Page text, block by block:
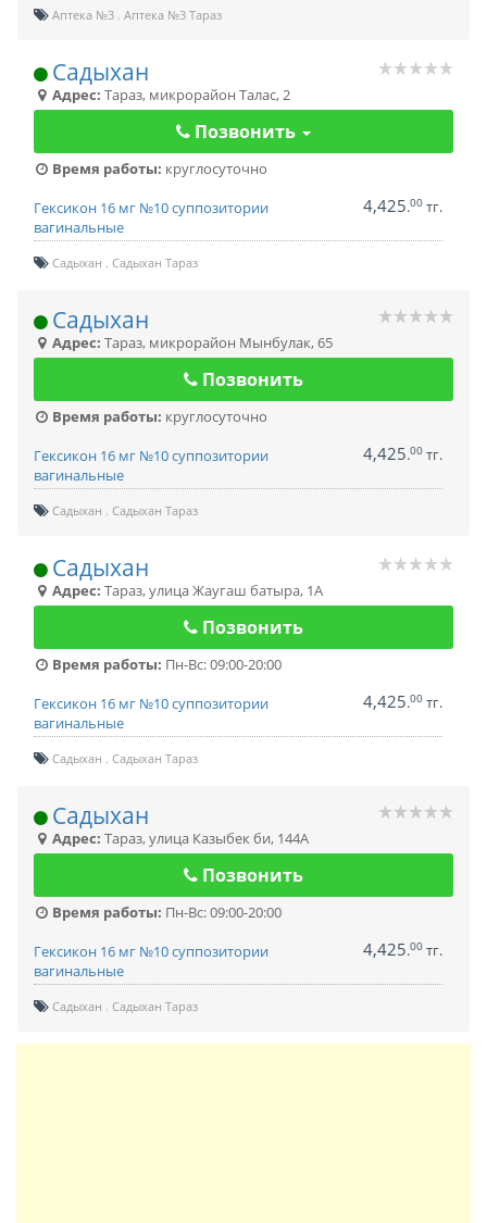
Аптека №3 Аптека №3 Тараз
Садыхан
Адрес: Тараз, микрорайон Талас, 2
Позвонить
Время работы: круглосуточно
Гексикон 16 мг №10 суппозитории
вагинальные
4,425.00 тг.
Садыхан Садыхан Тараз
Садыхан
Адрес: Тараз, микрорайон Мынбулак, 65
Позвонить
Время работы: круглосуточно
Гексикон 16 мг №10 суппозитории
вагинальные
4,425.00 тг.
Садыхан Садыхан Тараз
Садыхан
Адрес: Тараз,улица Жаугаш батыра, 1А
Позвонить
Время работы: Пн-Вс: 09:00-20:00
Гексикон 16 мг №10 суппозитории
вагинальные
4,425.00 тг.
Садыхан Садыхан Тараз
Садыхан
Адрес: Тараз,улица Казыбек би, 144А
Позвонить
Время работы: Пн-Вс: 09:00-20:00
Гексикон 16 мг №10 суппозитории
вагинальные
4,425.00 тг.
Садыхан Садыхан Тараз